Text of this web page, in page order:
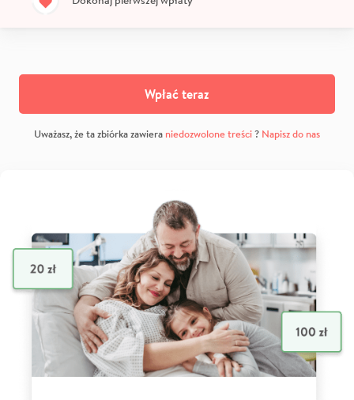
Wpłać teraz
Uważasz, że ta zbiórka zawiera niedozwolone treści? Napisz do nas